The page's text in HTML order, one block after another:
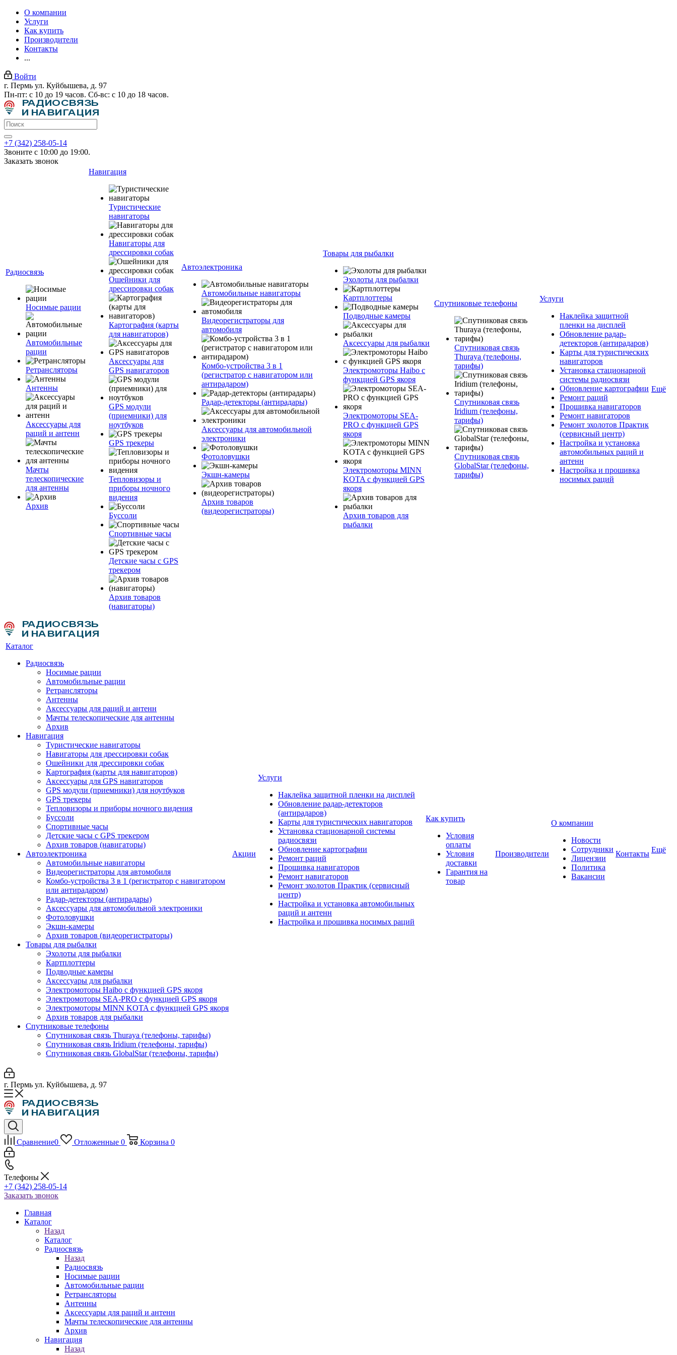
О компании
Услуги
Как купить
Производители
Контакты
...
Войти
г. Пермь ул. Куйбышева, д. 97
Пн-пт: с 10 до 19 часов. Сб-вс: с 10 до 18 часов.
+7 (342) 258-05-14
Звоните с 10:00 до 19:00.
Заказать звонок
Радиосвязь
Носимые рации
Автомобильные
рации
Ретрансляторы
Антенны
Аксессуары для
раций и антенн
Мачты
телескопические
для антенны
Архив
Навигация
Туристические
навигаторы
Навигаторы для
дрессировки собак
Ошейники для
дрессировки собак
Картография (карты
для навигаторов)
Аксессуары для
GPS навигаторов
GPS модули
(приемники) для
ноутбуков
GPS трекеры
Тепловизоры и
приборы ночного
видения
Буссоли
Спортивные часы
Детские часы с GPS
трекером
Архив товаров
(навигаторы)
Автоэлектроника
Автомобильные навигаторы
Видеорегистраторы для
автомобиля
Комбо-устройства 3 в 1
(регистратор с навигатором или
антирадаром)
Радар-детекторы (антирадары)
Аксессуары для автомобильной
электроники
Фотоловушки
Экшн-камеры
Архив товаров
(видеорегистраторы)
Товары для рыбалки
Эхолоты для рыбалки
Картплоттеры
Подводные камеры
Аксессуары для рыбалки
Электромоторы Haibo с
функцией GPS якоря
Электромоторы SEA-
PRO с функцией GPS
якоря
Электромоторы MINN
KOTA с функцией GPS
якоря
Архив товаров для
рыбалки
Спутниковые телефоны
Спутниковая связь
Thuraya (телефоны,
тарифы)
Спутниковая связь
Iridium (телефоны,
тарифы)
Спутниковая связь
GlobalStar (телефоны,
тарифы)
Услуги
Наклейка защитной
пленки на дисплей
Обновление радар-
детекторов (антирадаров)
Карты для туристических
навигаторов
Установка стационарной
системы радиосвязи
Обновление картографии
Ремонт раций
Прошивка навигаторов
Ремонт навигаторов
Ремонт эхолотов Практик
(сервисный центр)
Настройка и установка
автомобильных раций и
антенн
Настройка и прошивка
носимых раций
Ещё
Каталог
Радиосвязь
Носимые рации
Автомобильные рации
Ретрансляторы
Антенны
Аксессуары для раций и антенн
Мачты телескопические для антенны
Архив
Навигация
Туристические навигаторы
Навигаторы для дрессировки собак
Ошейники для дрессировки собак
Картография (карты для навигаторов)
Аксессуары для GPS навигаторов
GPS модули (приемники) для ноутбуков
GPS трекеры
Тепловизоры и приборы ночного видения
Буссоли
Спортивные часы
Детские часы с GPS трекером
Архив товаров (навигаторы)
Автоэлектроника
Автомобильные навигаторы
Видеорегистраторы для автомобиля
Комбо-устройства 3 в 1 (регистратор с навигатором
или антирадаром)
Радар-детекторы (антирадары)
Аксессуары для автомобильной электроники
Фотоловушки
Экшн-камеры
Архив товаров (видеорегистраторы)
Товары для рыбалки
Эхолоты для рыбалки
Картплоттеры
Подводные камеры
Аксессуары для рыбалки
Электромоторы Haibo с функцией GPS якоря
Электромоторы SEA-PRO с функцией GPS якоря
Электромоторы MINN KOTA с функцией GPS якоря
Архив товаров для рыбалки
Спутниковые телефоны
Спутниковая связь Thuraya (телефоны, тарифы)
Спутниковая связь Iridium (телефоны, тарифы)
Спутниковая связь GlobalStar (телефоны, тарифы)
Акции
Услуги
Наклейка защитной пленки на дисплей
Обновление радар-детекторов
(антирадаров)
Карты для туристических навигаторов
Установка стационарной системы
радиосвязи
Обновление картографии
Ремонт раций
Прошивка навигаторов
Ремонт навигаторов
Ремонт эхолотов Практик (сервисный
центр)
Настройка и установка автомобильных
раций и антенн
Настройка и прошивка носимых раций
Как купить
Условия
оплаты
Условия
доставки
Гарантия на
товар
Производители
О компании
Новости
Сотрудники
Лицензии
Политика
Вакансии
Контакты Ещё
г. Пермь ул. Куйбышева, д. 97
Сравнение0 Отложенные 0 Корзина 0
Телефоны
+7 (342) 258-05-14
Заказать звонок
Главная
Каталог
Назад
Каталог
Радиосвязь
Назад
Радиосвязь
Носимые рации
Автомобильные рации
Ретрансляторы
Антенны
Аксессуары для раций и антенн
Мачты телескопические для антенны
Архив
Навигация
Назад